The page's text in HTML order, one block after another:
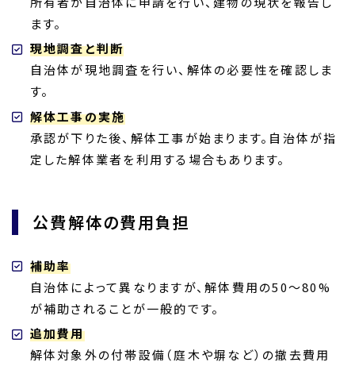
ます。
現地調査と判断
自治体が現地調査を行い、解体の必要性を確認しま
す。
解体工事の実施
承認が下りた後、解体工事が始まります。自治体が指
定した解体業者を利用する場合もあります。
公費解体の費用負担
補助率
自治体によって異なりますが、解体費用の50～80%
が補助されることが一般的です。
追加費用
解体対象外の付帯設備（庭木や塀など）の撤去費用